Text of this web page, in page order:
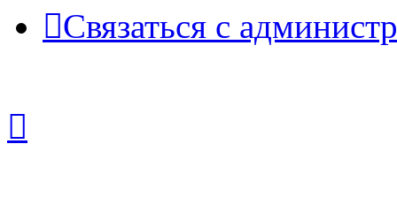
Связаться с